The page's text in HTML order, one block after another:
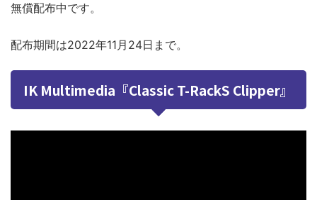
無償配布中です。
配布期間は2022年11月24日まで。
IK Multimedia『Classic T-RackS Clipper』